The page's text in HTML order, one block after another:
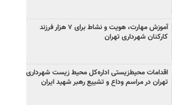
آموزش مهارت، هویت و نشاط برای ۷ هزار فرزند
کارکنان شهرداری تهران
اقدامات محیط‌زیستی اداره‌کل محیط زیست شهرداری
تهران در مراسم وداع و تشییع رهبر شهید ایران